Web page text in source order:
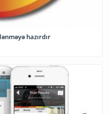
hazırdır